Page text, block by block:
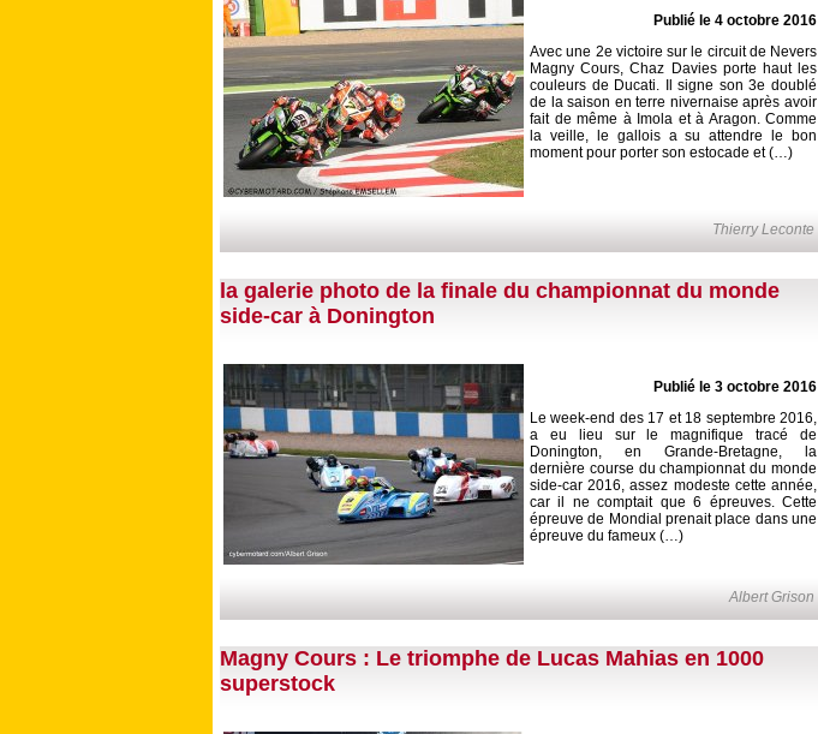
Publié le 4 octobre 2016
Avec une 2e victoire sur le circuit de Nevers
Magny Cours, Chaz Davies porte haut les
couleurs de Ducati. Il signe son 3e doublé
de la saison en terre nivernaise après avoir
fait de même à Imola et à Aragon. Comme
la veille, le gallois a su attendre le bon
moment pour porter son estocade et (…)
Thierry Leconte
la galerie photo de la finale du championnat du monde
side-car à Donington
Publié le 3 octobre 2016
Le week-end des 17 et 18 septembre 2016,
a eu lieu sur le magnifique tracé de
Donington, en Grande-Bretagne, la
dernière course du championnat du monde
side-car 2016, assez modeste cette année,
car il ne comptait que 6 épreuves. Cette
épreuve de Mondial prenait place dans une
épreuve du fameux (…)
Albert Grison
Magny Cours : Le triomphe de Lucas Mahias en 1000
superstock